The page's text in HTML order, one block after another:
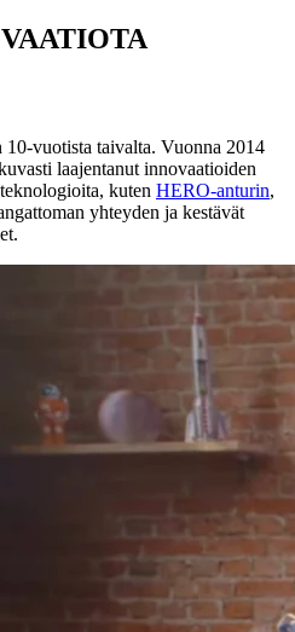
vuotista taivalta. Vuonna 2014
laajentanut innovaatioiden
kuten HERO-anturin,
yhteyden ja kestävät